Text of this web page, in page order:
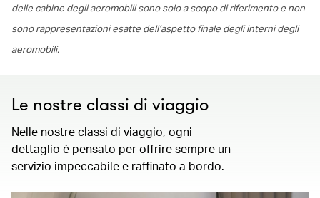
delle cabine degli aeromobili sono solo a scopo di riferimento e non
sono rappresentazioni esatte dell’aspetto finale degli interni degli
aeromobili.
Le nostre classi di viaggio
Nelle nostre classi di viaggio, ogni
dettaglio è pensato per offrire sempre un
servizio impeccabile e raffinato a bordo.